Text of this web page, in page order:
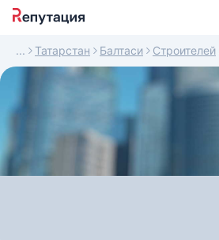
Татарстан Балтаси Строителей